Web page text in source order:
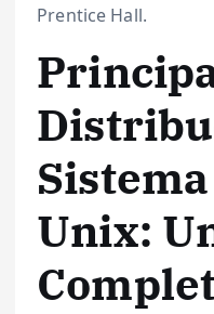
Prentice Hall.
Unix: